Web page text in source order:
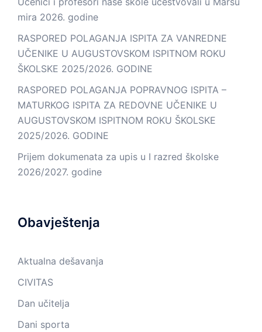
mira 2026. godine
RASPORED POLAGANJA ISPITA ZA VANREDNE
UČENIKE U AUGUSTOVSKOM ISPITNOM ROKU
ŠKOLSKE 2025/2026. GODINE
RASPORED POLAGANJA POPRAVNOG ISPITA –
MATURKOG ISPITA ZA REDOVNE UČENIKE U
AUGUSTOVSKOM ISPITNOM ROKU ŠKOLSKE
2025/2026. GODINE
Prijem dokumenata za upis u I razred školske
2026/2027. godine
Obavještenja
Aktualna dešavanja
CIVITAS
Dan učitelja
Dani sporta